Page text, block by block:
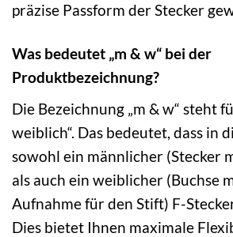
präzise Passform der Stecker
Was bedeutet „m & w“ bei der
Produktbezeichnung?
Die Bezeichnung „m & w“ steht
weiblich“. Das bedeutet, dass in
sowohl ein männlicher (Stecker
als auch ein weiblicher (Buchse
Aufnahme für den Stift) F-
Dies bietet Ihnen maximale